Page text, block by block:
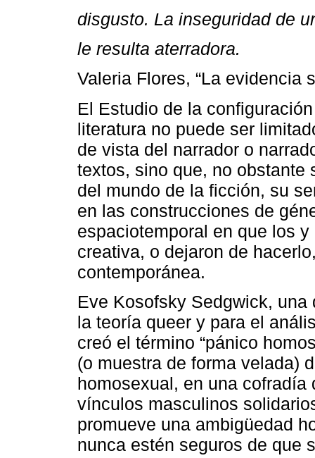
disgusto. La inseguridad de
le resulta aterradora.
Valeria Flores, “La evidencia
El Estudio de la
literatura no puede ser
de vista del narrador o
textos, sino que, no obstante
del mundo de la ficción, su
en las construcciones de
espaciotemporal en que los
creativa, o dejaron de
contemporánea.
Eve Kosofsky Sedgwick,
la teoría queer y para el
creó el término “pánico
(o muestra de forma velada)
homosexual, en una
vínculos masculinos
promueve una ambigüedad
nunca estén seguros de que